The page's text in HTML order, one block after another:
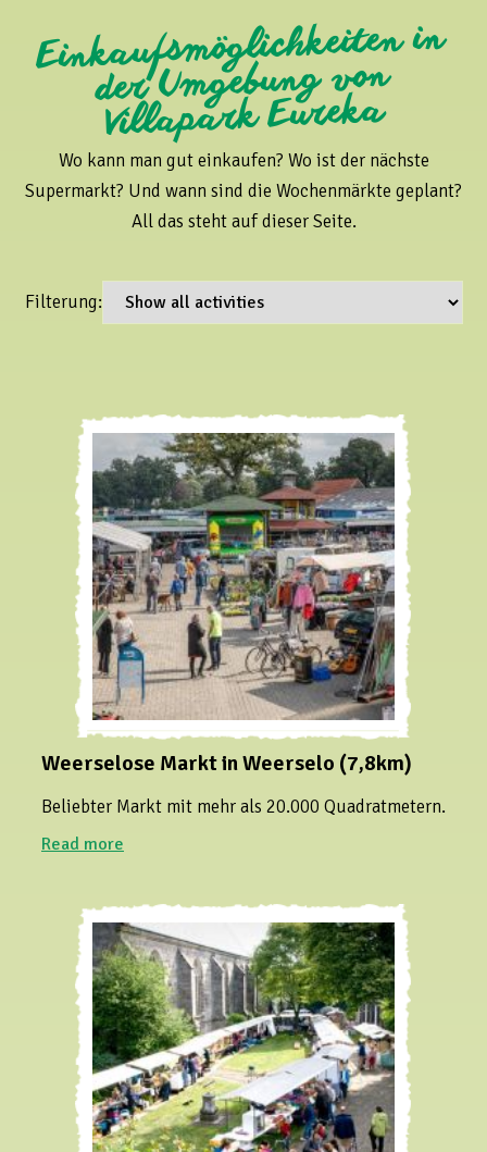
Einkaufsmöglichkeiten in
der Umgebung von
Villapark Eureka
Wo kann man gut einkaufen? Wo ist der nächste
Supermarkt? Und wann sind die Wochenmärkte geplant?
All das steht auf dieser Seite.
Filterung:
Weerselose Markt in Weerselo (7,8km)
Beliebter Markt mit mehr als 20.000 Quadratmetern.
Read more